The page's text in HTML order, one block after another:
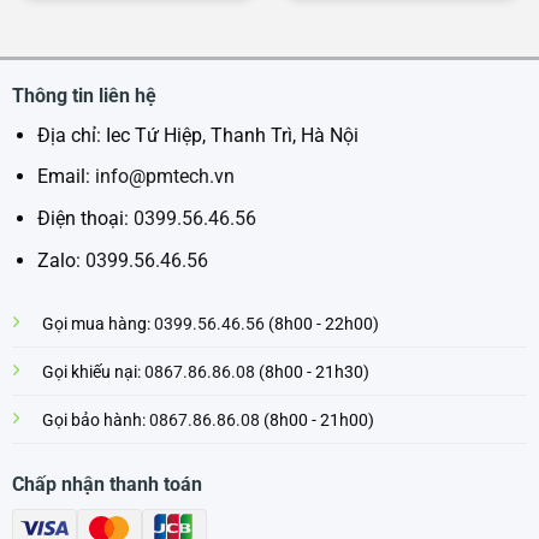
Thông tin liên hệ
Địa chỉ: Iec Tứ Hiệp, Thanh Trì, Hà Nội
Email: info@pmtech.vn
Điện thoại: 0399.56.46.56
Zalo: 0399.56.46.56
Gọi mua hàng:0399.56.46.56(8h00 - 22h00)
Gọi khiếu nại:0867.86.86.08 (8h00 - 21h30)
Gọi bảo hành:0867.86.86.08 (8h00 - 21h00)
Chấp nhận thanh toán